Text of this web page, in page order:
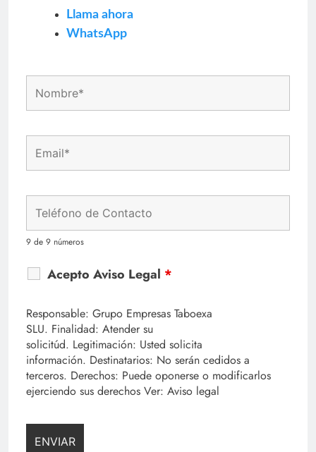
Llama ahora
WhatsApp
9 de 9 números
Acepto Aviso Legal *
Responsable: Grupo Empresas Taboexa
SLU. Finalidad: Atender su
solicitúd. Legitimación: Usted solicita
información. Destinatarios: No serán cedidos a
terceros. Derechos: Puede oponerse o modificarlos
ejerciendo sus derechos Ver: Aviso legal